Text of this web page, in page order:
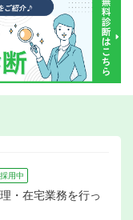
用中
・在宅業務を行っ